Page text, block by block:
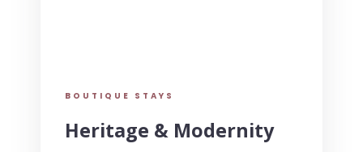
BOUTIQUE STAYS
Heritage & Modernity